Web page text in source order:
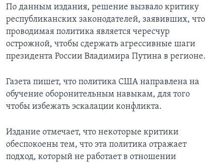
По данным издания, решение вызвало критику
республиканских законодателей, заявивших, что
проводимая политика является чересчур
острожной, чтобы сдержать агрессивные шаги
президента России Владимира Путина в регионе.
Газета пишет, что политика США направлена на
обучение оборонительным навыкам, для того
чтобы избежать эскалации конфликта.
Издание отмечает, что некоторые критики
обеспокоены тем, что эта политика отражает
подход, который не работает в отношении